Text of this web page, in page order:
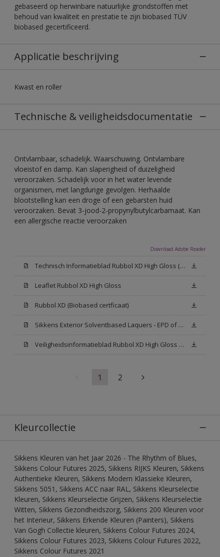
gebaseerd op herwinbare natuurlijke grondstoffen met
behoud van kwaliteit en prestatie te zijn biobased TÜV
biobased gecertificeerd.
Applicatie beschrijving
Kwast en roller
Technische & veiligheidsdocumentatie
Ontvlambaar, schadelijk. Waarschuwing. Ontvlambare
vloeistof en damp. Kan slaperigheid of duizeligheid
veroorzaken. Schadelijk voor in het water levende
organismen, met langdurige gevolgen. Herhaalde
blootstelling kan een droge of een gebarsten huid
veroorzaken. Bevat 3-jood-2-propynylbutylcarbamaat. Kan
een allergische reactie veroorzaken
Download Adobe Reader
Technisch Informatieblad Rubbol XD High Gloss (PDF)
Leaflet Rubbol XD High Gloss
Rubbol XD (Biobased certficaat)
Sikkens Exterior Solventbased Laquers - EPD of Milieuproductverklaring
Veiligheidsinformatieblad Rubbol XD High Gloss White W05 (MSDS)
1 2
Kleurcollectie
Sikkens Kleuren van het Jaar 2026 - The Rhythm of Blues,
Sikkens Colour Futures 2025, Sikkens RIJKS Kleuren, Sikkens
Authentieke Kleuren, Sikkens Modern Klassieke Kleuren,
Sikkens 5051, Sikkens ACC naar RAL, Sikkens Kleurselectie
Kleuren, Sikkens Kleurselectie Grijzen, Sikkens Kleurselectie
Witten, Sikkens Gezondheidszorg, Sikkens 200 Kleuren voor
het Interieur, Sikkens Erkende Kleuren (Painters), Sikkens
Van Gogh Collectie kleuren, Sikkens Colour Futures 2024,
Sikkens Colour Futures 2023, Sikkens Colour Futures 2022,
Sikkens Colour Futures 2021